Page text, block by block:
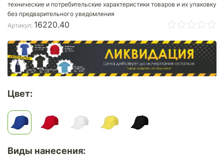
технические и потребительские характеристики товаров и их упаковку
без предварительного уведомления
Артикул: 16220.40
Цвет:
Виды нанесения: